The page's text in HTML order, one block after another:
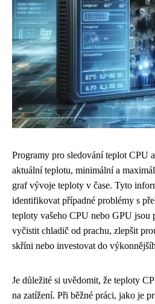
Programy pro sledování teplot CPU
aktuální teplotu, minimální a
graf vývoje teploty v čase. Tyto
identifikovat případné problémy s
teploty vašeho CPU nebo GPU jsou
vyčistit chladič od prachu, zlepšit
skříni nebo investovat do
Je důležité si uvědomit, že teploty
na zatížení. Při běžné práci, jako je